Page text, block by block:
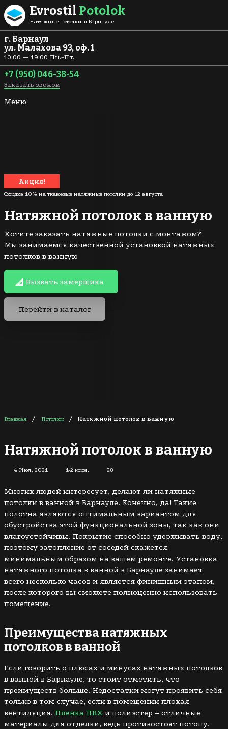
Перейти к содержанию
Evrostil Potolok
Натяжные потолки в Барнауле
г. Барнаул
ул. Малахова 93, оф. 1
10:00 — 19:00 Пн.-Пт.
+7 (950) 046-38-54
Заказать звонок
Меню
Акция!
Скидка 10% на тканевые натяжные потолки до 12 августа
Натяжной потолок в ванную
Хотите заказать натяжные потолки с монтажом?
Мы занимаемся качественной установкой натяжных
потолков в ванную
Вызвать замерщика
Перейти в каталог
Главная / Потолки / Натяжной потолок в ванную
Натяжной потолок в ванную
4 Июл, 2021 1-2 мин. 28
Многих людей интересует, делают ли натяжные
потолки в ванной в Барнауле. Конечно, да! Такие
полотна являются оптимальным вариантом для
обустройства этой функциональной зоны, так как они
влагоустойчивы. Покрытие способно удерживать воду,
поэтому затопление от соседей скажется
минимальным образом на вашем ремонте. Установка
натяжного потолка в ванной в Барнауле занимает
всего несколько часов и является финишным этапом,
после которого вы сможете полноценно использовать
помещение.
Преимущества натяжных
потолков в ванной
Если говорить о плюсах и минусах натяжных потолков
в ванной в Барнауле, то стоит отметить, что
преимуществ больше. Недостатки могут проявить себя
только в том случае, если в помещении плохая
вентиляция. Пленка ПВХ и полиэстер – отличные
материалы для отделки, ведь противостоят потопу.